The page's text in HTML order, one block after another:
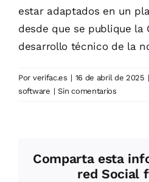
Contactar
estar adaptados en un
desde que se publique la
desarrollo técnico de la
Por verifac.es | 16 de abril de 2025 |
software | Sin comentarios
Comparta esta
red Social